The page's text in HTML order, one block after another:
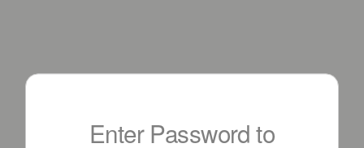
Enter Password to